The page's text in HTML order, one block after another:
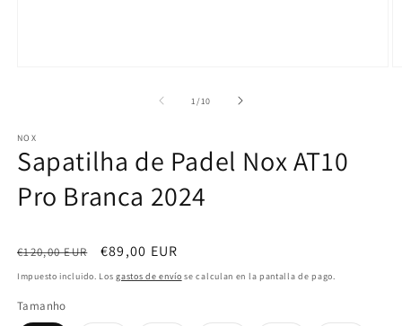
una
ventana
modal
1 /de
10
NOX
Sapatilha de Padel Nox AT10
Pro Branca 2024
Precio
habitual
€120,00 EUR
Precio
de
€89,00 EUR
Impuesto incluido. Losgastos de envío se calculan en la pantalla de pago.
Tamanho